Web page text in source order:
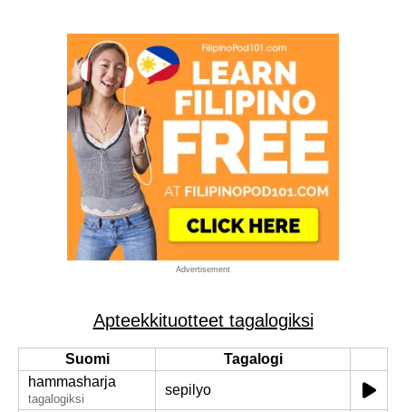
Advertisement
Apteekkituotteet tagalogiksi
Suomi
Tagalogi
hammasharja
tagalogiksi
sepilyo